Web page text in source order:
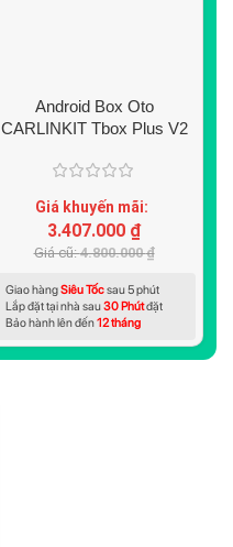
Android Box Oto
CARLINKIT Tbox Plus V2
Giá khuyến mãi:
3.407.000 ₫
Giá cũ:4.800.000₫
Giao hàngSiêu Tốcsau 5 phút
Lắp đặt tại nhà sau30 Phútđặt
Bảo hành lên đến12 tháng